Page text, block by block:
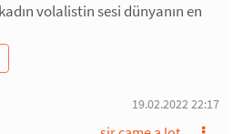
volalistin sesi dünyanın en
19.02.2022 22:17